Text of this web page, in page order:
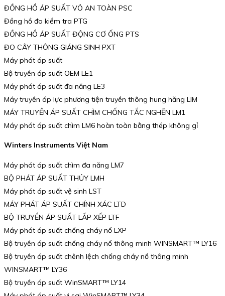
ĐỒNG HỒ ÁP SUẤT VỎ AN TOÀN PSC
Đồng hồ đo kiểm tra PTG
ĐỒNG HỒ ÁP SUẤT ĐỘNG CƠ ỐNG PTS
ĐO CÂY THÔNG GIÁNG SINH PXT
Máy phát áp suất
Bộ truyền áp suất OEM LE1
Máy phát áp suất đa năng LE3
Máy truyền áp lực phương tiện truyền thông hung hăng LIM
MÁY TRUYỀN ÁP SUẤT CHÌM CHỐNG TẮC NGHẼN LM1
Máy phát áp suất chìm LM6 hoàn toàn bằng thép không gỉ
Winters Instruments Việt Nam
Máy phát áp suất chìm đa năng LM7
BỘ PHÁT ÁP SUẤT THỦY LMH
Máy phát áp suất vệ sinh LST
MÁY PHÁT ÁP SUẤT CHÍNH XÁC LTD
BỘ TRUYỀN ÁP SUẤT LẮP XẾP LTF
Máy phát áp suất chống cháy nổ LXP
Bộ truyền áp suất chống cháy nổ thông minh WINSMART™ LY16
Bộ truyền áp suất chênh lệch chống cháy nổ thông minh
WINSMART™ LY36
Bộ truyền áp suất WinSMART™ LY14